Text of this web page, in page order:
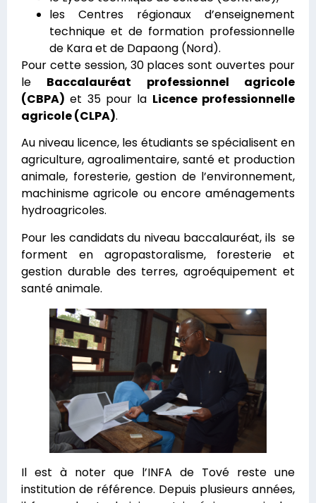
les Centres régionaux d’enseignement
technique et de formation professionnelle
de Kara et de Dapaong (Nord).
Pour cette session, 30 places sont ouvertes pour
le Baccalauréat professionnel agricole
(CBPA) et 35 pour la Licence professionnelle
agricole (CLPA).
Au niveau licence, les étudiants se spécialisent en
agriculture, agroalimentaire, santé et production
animale, foresterie, gestion de l’environnement,
machinisme agricole ou encore aménagements
hydroagricoles.
Pour les candidats du niveau baccalauréat, ils se
forment en agropastoralisme, foresterie et
gestion durable des terres, agroéquipement et
santé animale.
Il est à noter que l’INFA de Tové reste une
institution de référence. Depuis plusieurs années,